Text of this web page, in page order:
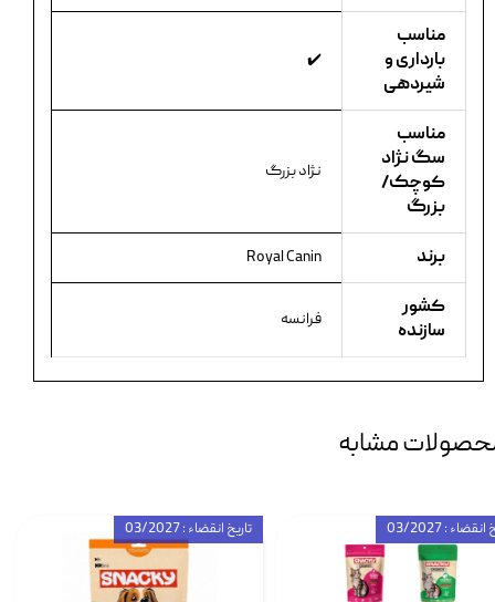
مناسب
بارداری و
شیردهی
✔️
مناسب
سگ نژاد
کوچک/
بزرگ
نژاد بزرگ
برند Royal Canin
کشور
سازنده
فرانسه
مشابه
تاریخ انقضاء : 03/2027 : 03/2027